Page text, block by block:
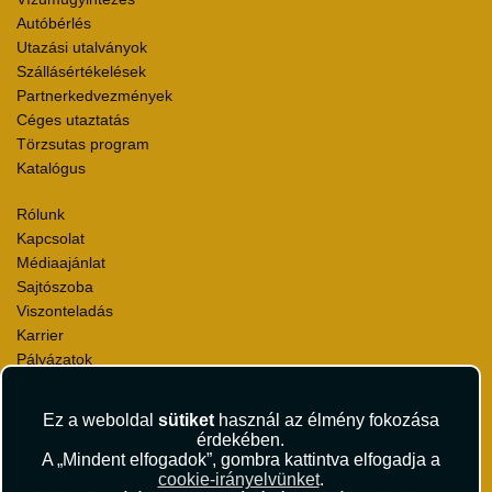
Ez a weboldal sütikethasznál az élmény fokozása
érdekében.
A „Mindent elfogadok”, gombra kattintva elfogadja a
cookie-irányelvünket.
Autóbérlés
Utazási utalványok
Szállásértékelések
Partnerkedvezmények
Céges utaztatás
Törzsutas program
Katalógus
Rólunk
Kapcsolat
Médiaajánlat
Sajtószoba
Viszonteladás
Karrier
Pályázatok
Utazási Csomag Szerződési Feltételek
Útlemondás-biztosítás Szerződési Feltételek